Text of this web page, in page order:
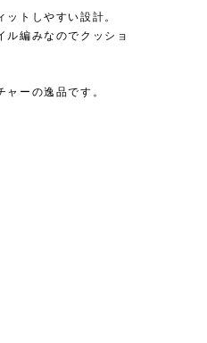
トしやすい設計。
ル編みなのでクッショ
ーの逸品です。